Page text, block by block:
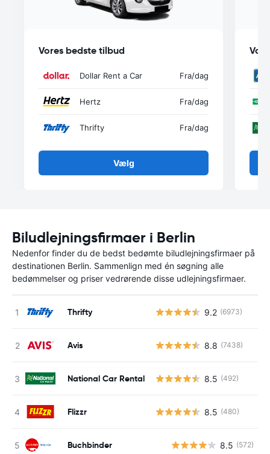
Vores bedste tilbud
Dollar Rent a Car Fra/dag
Hertz Fra/dag
Thrifty Fra/dag
Vælg
Biludlejningsfirmaer i Berlin
Nedenfor finder du de bedst bedømte biludlejningsfirmaer på
destinationen Berlin. Sammenlign med én søgning alle
bedømmelser og priser vedrørende disse udlejningsfirmaer.
Thrifty 9.2 (6973)
Avis 8.8 (7438)
National Car Rental 8.5 (492)
Flizzr 8.5 (480)
Buchbinder 8.5 (572)